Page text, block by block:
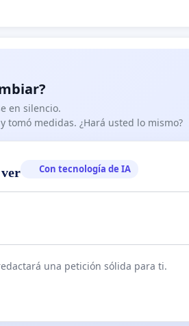
en silencio.
tomó medidas. ¿Hará usted lo mismo?
Con tecnología de IA
una petición sólida para ti.